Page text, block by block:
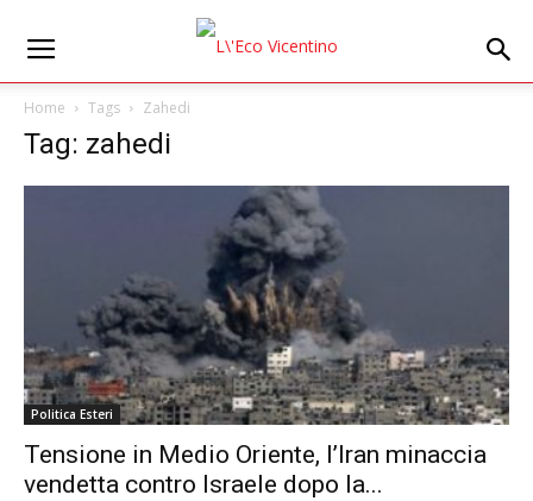
Home Tags Zahedi
Tag: zahedi
Politica Esteri
Tensione in Medio Oriente, l’Iran minaccia
vendetta contro Israele dopo la...